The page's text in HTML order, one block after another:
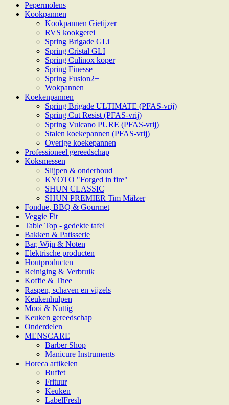
Pepermolens
Kookpannen
Kookpannen Gietijzer
RVS kookgerei
Spring Brigade GLi
Spring Cristal GLI
Spring Culinox koper
Spring Finesse
Spring Fusion2+
Wokpannen
Koekenpannen
Spring Brigade ULTIMATE (PFAS-vrij)
Spring Cut Resist (PFAS-vrij)
Spring Vulcano PURE (PFAS-vrij)
Stalen koekepannen (PFAS-vrij)
Overige koekepannen
Professioneel gereedschap
Koksmessen
Slijpen & onderhoud
KYOTO "Forged in fire"
SHUN CLASSIC
SHUN PREMIER Tim Mälzer
Fondue, BBQ & Gourmet
Veggie Fit
Table Top - gedekte tafel
Bakken & Patisserie
Bar, Wijn & Noten
Elektrische producten
Houtproducten
Reiniging & Verbruik
Koffie & Thee
Raspen, schaven en vijzels
Keukenhulpen
Mooi & Nuttig
Keuken gereedschap
Onderdelen
MENSCARE
Barber Shop
Manicure Instruments
Horeca artikelen
Buffet
Frituur
Keuken
LabelFresh